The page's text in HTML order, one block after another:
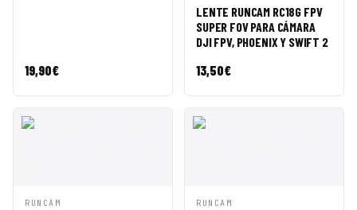
19,90€
RÁPIDA
CESTA
LENTE RUNCAM RC18G FPV
SUPER FOV PARA CÁMARA
DJI FPV, PHOENIX Y SWIFT 2
13,50€
VISTA
RUNCAM
VISTA
RUNCAM